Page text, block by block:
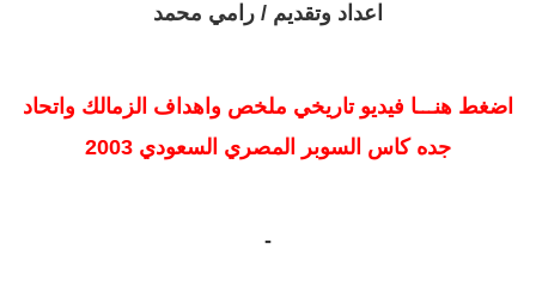
اعداد وتقديم / رامي محمد
اضغط هنـــا فيديو تاريخي ملخص واهداف الزمالك واتحاد
جده كاس السوبر المصري السعودي 2003
-